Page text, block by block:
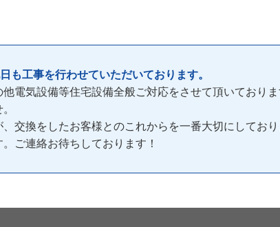
も工事を行わせていただいております。
電気設備等住宅設備全般ご対応をさせて頂いておりま
交換をしたお客様とのこれからを一番大切にしており
ご連絡お待ちしております！